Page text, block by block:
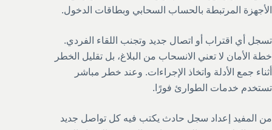
الأجهزة المرتبطة بالحساب السحابي وبطاقات الدخول.
تسجل أي اقتراب أو اتصال جديد وتجنب اللقاء الفردي.
خطة الأمان لا تعني الانسحاب من البلاغ، بل تقليل الخطر
أثناء جمع الأدلة واتخاذ الإجراءات. وعند خطر مباشر
تستخدم خدمات الطوارئ فورًا.
من المفيد إعداد سجل حادث يكتب فيه كل تواصل جديد